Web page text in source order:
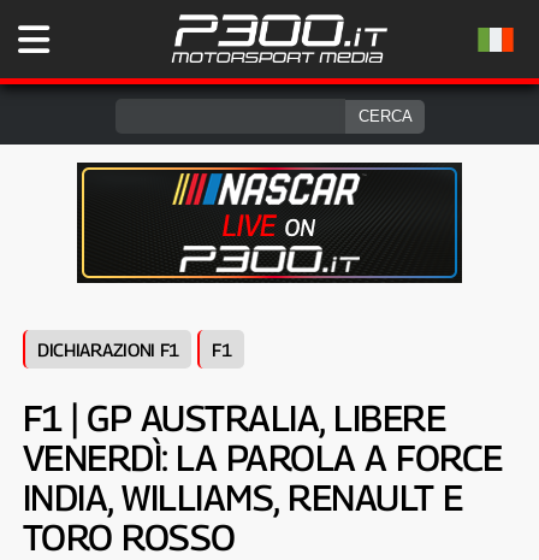
DICHIARAZIONI F1 F1
F1 | GP AUSTRALIA, LIBERE
VENERDÌ: LA PAROLA A FORCE
INDIA, WILLIAMS, RENAULT E
TORO ROSSO